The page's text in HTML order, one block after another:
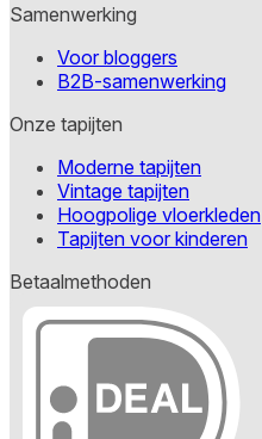
Samenwerking
Voor bloggers
B2B-samenwerking
Onze tapijten
Moderne tapijten
Vintage tapijten
Hoogpolige vloerkleden
Tapijten voor kinderen
Betaalmethoden